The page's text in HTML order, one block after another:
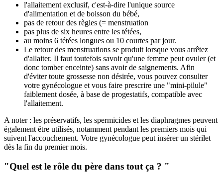
l'allaitement exclusif, c'est-à-dire l'unique source
d'alimentation et de boisson du bébé,
pas de retour des règles (= menstruation
pas plus de six heures entre les tétées,
au moins 6 tétées longues ou 10 courtes par jour.
Le retour des menstruations se produit lorsque vous arrêtez
d'allaiter. Il faut toutefois savoir qu'une femme peut ovuler (et
donc tomber enceinte) sans avoir de saignements. Afin
d'éviter toute grossesse non désirée, vous pouvez consulter
votre gynécologue et vous faire prescrire une "mini-pilule"
faiblement dosée, à base de progestatifs, compatible avec
l'allaitement.
A noter : les préservatifs, les spermicides et les diaphragmes peuvent
également être utilisés, notamment pendant les premiers mois qui
suivent l'accouchement. Votre gynécologue peut insérer un stérilet
dès la fin du premier mois.
"Quel est le rôle du père dans tout ça ? "